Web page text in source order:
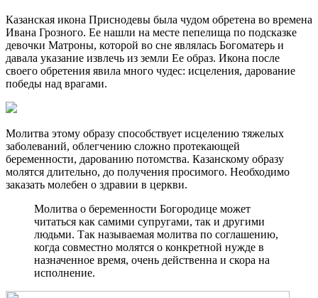
Казанская икона Приснодевы была чудом обретена во времена
Ивана Грозного. Ее нашли на месте пепелища по подсказке
девочки Матроны, которой во сне являлась Богоматерь и
давала указание извлечь из земли Ее образ. Икона после
своего обретения явила много чудес: исцеления, дарование
победы над врагами.
Молитва этому образу способствует исцелению тяжелых
заболеваний, облегчению сложно протекающей
беременности, дарованию потомства. Казанскому образу
молятся длительно, до получения просимого. Необходимо
заказать молебен о здравии в церкви.
Молитва о беременности Богородице может
читаться как самими супругами, так и другими
людьми. Так называемая молитва по соглашению,
когда совместно молятся о конкретной нужде в
назначенное время, очень действенна и скора на
исполнение.